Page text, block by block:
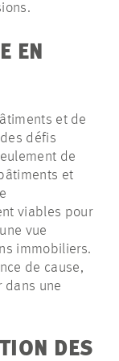
EN
et de
défis
de
et
viables pour
vue
immobiliers.
de cause,
dans une
DES